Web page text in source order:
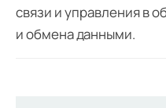
связи и управления в
и обмена данными.